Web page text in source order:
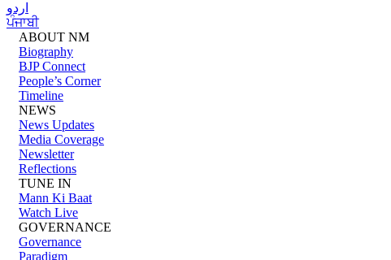
اردو
ਪੰਜਾਬੀ
ABOUT NM
Biography
BJP Connect
People’s Corner
Timeline
NEWS
News Updates
Media Coverage
Newsletter
Reflections
TUNE IN
Mann Ki Baat
Watch Live
GOVERNANCE
Governance
Paradigm